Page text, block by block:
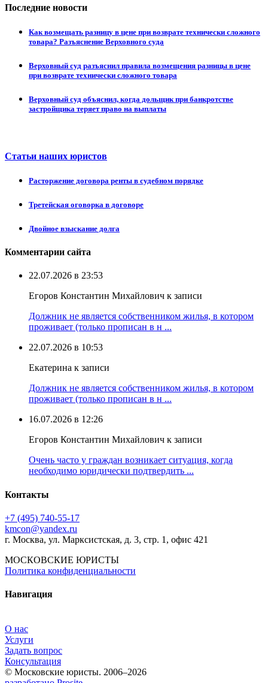
Последние новости
Как возмещать разницу в цене при возврате технически сложного
товара? Разъяснение Верховного суда
Верховный суд разъяснил правила возмещения разницы в цене
при возврате технически сложного товара
Верховный суд объяснил, когда дольщик при банкротстве
застройщика теряет право на выплаты
Статьи наших юристов
Расторжение договора ренты в судебном порядке
Третейская оговорка в договоре
Двойное взыскание долга
Комментарии сайта
22.07.2026 в 23:53
Егоров Константин Михайлович к записи
Должник не является собственником жилья, в котором
проживает (только прописан в н ...
22.07.2026 в 10:53
Екатерина к записи
Должник не является собственником жилья, в котором
проживает (только прописан в н ...
16.07.2026 в 12:26
Егоров Константин Михайлович к записи
Очень часто у граждан возникает ситуация, когда
необходимо юридически подтвердить ...
Контакты
+7 (495) 740‑55‑17
kmcon@yandex.ru
г. Москва, ул. Марксистская, д. 3, стр. 1, офис 421
МОСКОВСКИЕ ЮРИСТЫ
Политика конфиденциальности
Навигация
О нас
Услуги
Задать вопрос
Консультация
© Московские юристы. 2006–2026